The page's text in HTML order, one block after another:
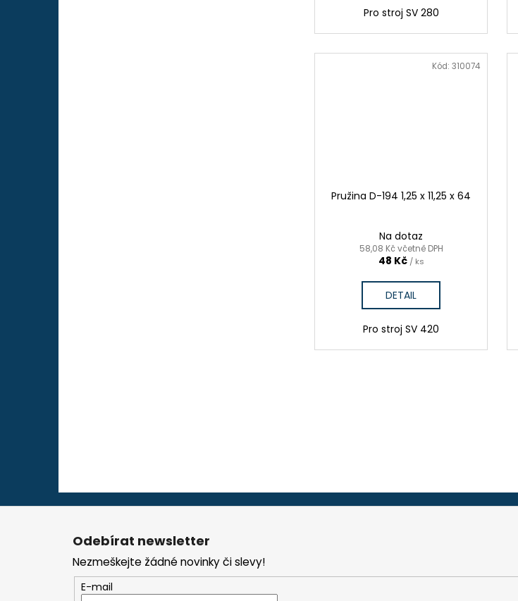
Pro stroj SV 280
Pružina D-194 1,25 x 11,25 x 64
Na dotaz
58,08 Kč včetně DPH
48 Kč / ks
DETAIL
Pro stroj SV 420
Kód:310074
Z
Odebírat newsletter
Nezmeškejte žádné novinky či slevy!
E-mail